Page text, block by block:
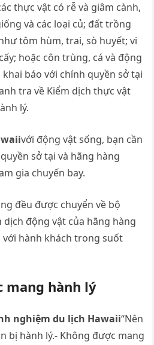
thực vật có rễ và giâm cành,
và các loại củ; đất trồng
tôm hùm, trai, sò huyết; vi
hoặc côn trùng, cá và động
báo với chính quyền sở tại
tra về Kiểm dịch thực vật
lý.
với động vật sống, bạn cần
sở tại và hãng hàng
gia chuyến bay.
đều được chuyển về bộ
dịch động vật của hãng hàng
hành khách trong suốt
mang hành lý
nghiệm du lịch Hawaii“Nên
bị hành lý.- Không được mang